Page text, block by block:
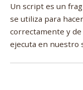
Un script es un
se utiliza para
correctamente y
ejecuta en nuestro